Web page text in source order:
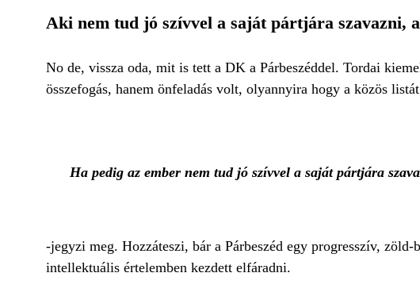
Aki nem tud jó szívvel a saját pártjára szavazni,
No de, vissza oda, mit is tett a DK a Párbeszéddel. Tordai
összefogás, hanem önfeladás volt, olyannyira hogy a közös
Ha pedig az ember nem tud jó szívvel a saját pártjára
-jegyzi meg. Hozzáteszi, bár a Párbeszéd egy progresszív,
intellektuális értelemben kezdett elfáradni.